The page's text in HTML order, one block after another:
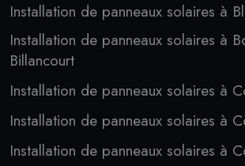
Installation de panneaux solaires à
Installation de panneaux solaires à
Billancourt
Installation de panneaux solaires à
Installation de panneaux solaires à
Installation de panneaux solaires à